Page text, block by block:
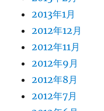
2013年1月
2012年12月
2012年11月
2012年9月
2012年8月
2012年7月